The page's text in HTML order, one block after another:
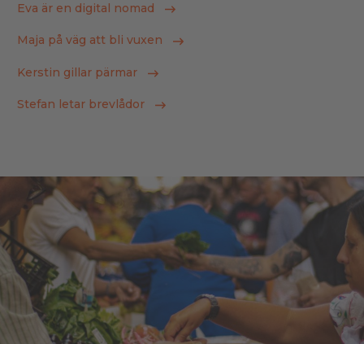
Eva är en digital nomad
Maja på väg att bli vuxen
Kerstin gillar pärmar
Stefan letar brevlådor